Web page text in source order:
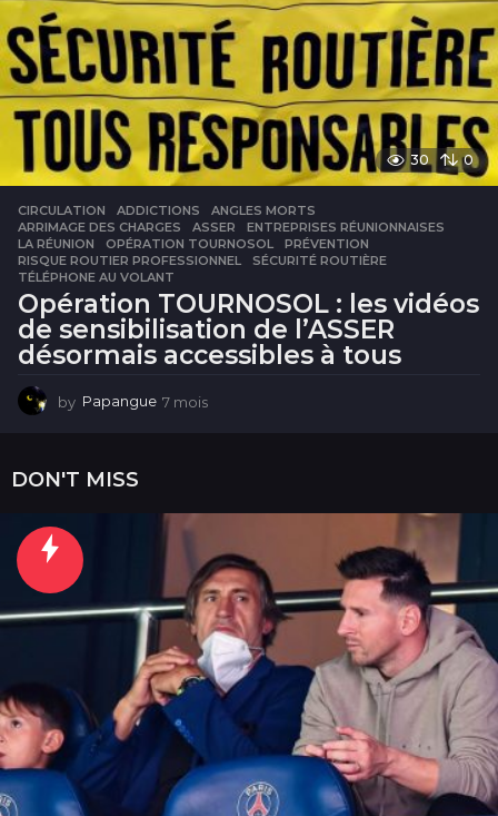
30 0
CIRCULATION ADDICTIONS ,ANGLES MORTS
ARRIMAGE DES CHARGES
,ASSER ,ENTREPRISES RÉUNIONNAISES
LA RÉUNION
,OPÉRATION TOURNOSOL ,PRÉVENTION
RISQUE ROUTIER PROFESSIONNEL
,SÉCURITÉ ROUTIÈRE
TÉLÉPHONE AU VOLANT
Opération TOURNOSOL : les vidéos
de sensibilisation de l’ASSER
désormais accessibles à tous
by Papangue 7 mois
DON'T MISS